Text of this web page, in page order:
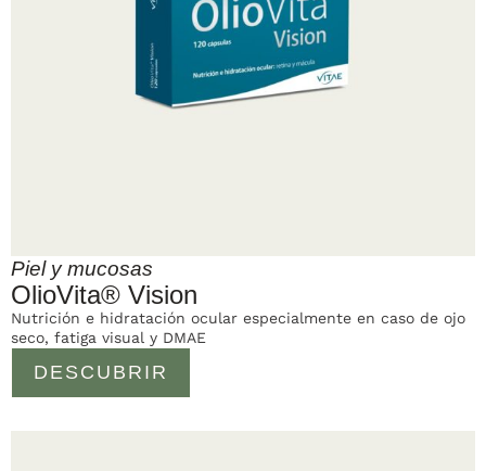
Piel y mucosas
OlioVita® Vision
DESCUBRIR
Nutrición e hidratación ocular especialmente en caso de ojo
seco, fatiga visual y DMAE